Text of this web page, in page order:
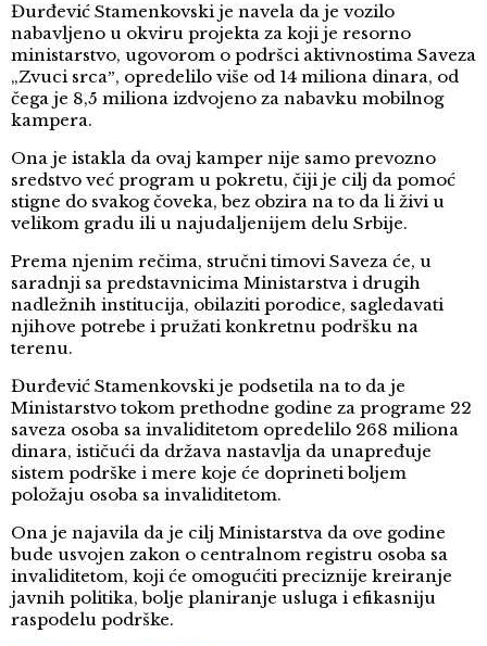
Đurđević Stamenkovski je navela da je vozilo
nabavljeno u okviru projekta za koji je resorno
ministarstvo, ugovorom o podršci aktivnostima Saveza
„Zvuci srcaˮ, opredelilo više od 14 miliona dinara, od
čega je 8,5 miliona izdvojeno za nabavku mobilnog
kampera.
Ona je istakla da ovaj kamper nije samo prevozno
sredstvo već program u pokretu, čiji je cilj da pomoć
stigne do svakog čoveka, bez obzira na to da li živi u
velikom gradu ili u najudaljenijem delu Srbije.
Prema njenim rečima, stručni timovi Saveza će, u
saradnji sa predstavnicima Ministarstva i drugih
nadležnih institucija, obilaziti porodice, sagledavati
njihove potrebe i pružati konkretnu podršku na
terenu.
Đurđević Stamenkovski je podsetila na to da je
Ministarstvo tokom prethodne godine za programe 22
saveza osoba sa invaliditetom opredelilo 268 miliona
dinara, ističući da država nastavlja da unapređuje
sistem podrške i mere koje će doprineti boljem
položaju osoba sa invaliditetom.
Ona je najavila da je cilj Ministarstva da ove godine
bude usvojen zakon o centralnom registru osoba sa
invaliditetom, koji će omogućiti preciznije kreiranje
javnih politika, bolje planiranje usluga i efikasniju
raspodelu podrške.